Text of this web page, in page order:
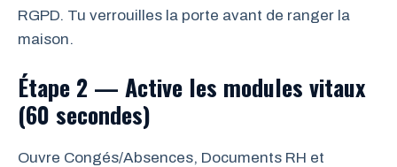
RGPD. Tu verrouilles la porte avant de ranger la
maison.
Étape 2 — Active les modules vitaux
(60 secondes)
Ouvre Congés/Absences, Documents RH et